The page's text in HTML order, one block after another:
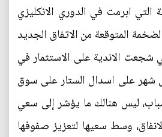
ابرمت في الدوري الانكليزي
الضخمة المتوقعة من الاتفاق الجديد
شجعت الاندية على الاستثمار في
شهر على اسدال الستار على سوق
ليس هنالك ما يؤشر إلى سعي
وسط سعيها لتعزيز صفوفها